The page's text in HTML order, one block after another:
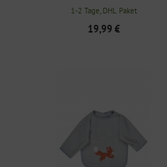
1-2 Tage, DHL Paket
19,99 €